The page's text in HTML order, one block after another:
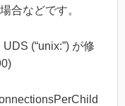
合などです。
(“unix:”) が修